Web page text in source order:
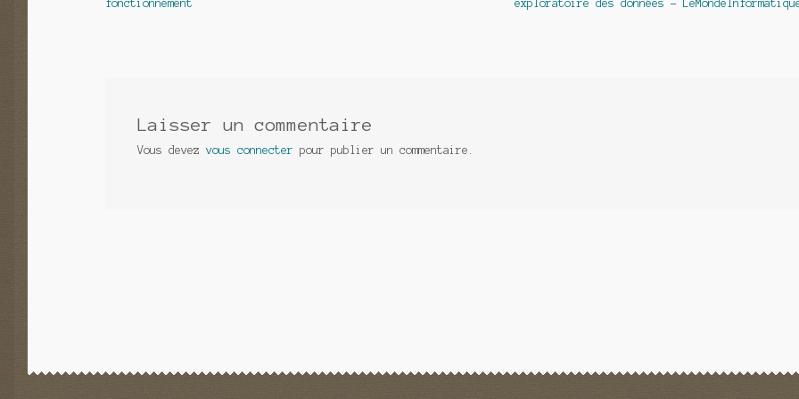
de
fonctionnement exploratoire des données –
Laisser un commentaire
Vous devezvous connecter pour publier un commentaire.